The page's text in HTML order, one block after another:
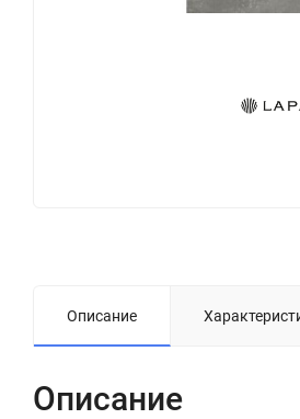
Описание
Описание